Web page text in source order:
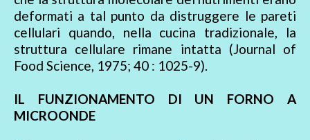
deformati a tal punto da distruggere le pareti
cellulari quando, nella cucina tradizionale, la
struttura cellulare rimane intatta (Journal of
Food Science, 1975; 40 : 1025-9).
IL FUNZIONAMENTO DI UN FORNO A
MICROONDE